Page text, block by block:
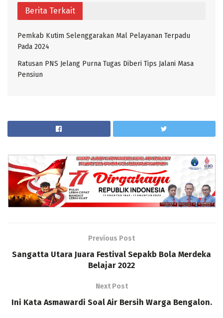
Berita Terkait
Pemkab Kutim Selenggarakan Mal Pelayanan Terpadu
Pada 2024
Ratusan PNS Jelang Purna Tugas Diberi Tips Jalani Masa
Pensiun
Previous Post
Sangatta Utara Juara Festival Sepakb Bola Merdeka
Belajar 2022
Next Post
Ini Kata Asmawardi Soal Air Bersih Warga Bengalon.